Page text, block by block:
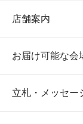
店舗案内
お届け可能な会
立札・メッセー